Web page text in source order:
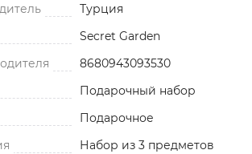
Турция
Secret Garden
8680943093530
Подарочный набор
Подарочное
Набор из 3 предметов